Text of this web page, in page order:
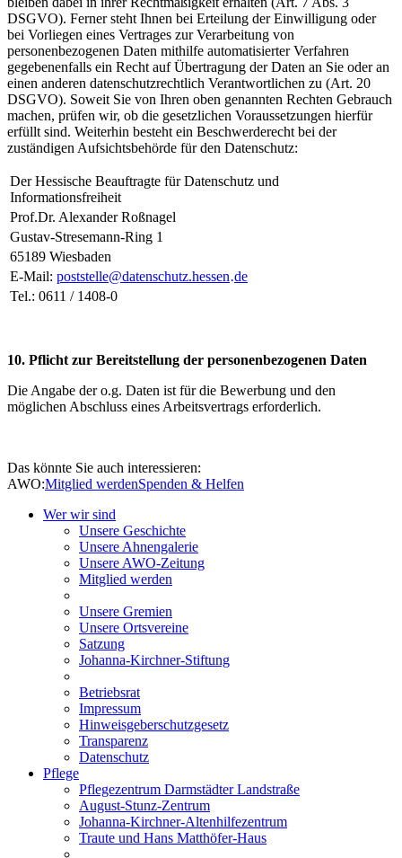
DSGVO). Ferner steht Ihnen bei Erteilung der Einwilligung oder
bei Vorliegen eines Vertrages zur Verarbeitung von
personenbezogenen Daten mithilfe automatisierter Verfahren
gegebenenfalls ein Recht auf Übertragung der Daten an Sie oder an
einen anderen datenschutzrechtlich Verantwortlichen zu (Art. 20
DSGVO). Soweit Sie von Ihren oben genannten Rechten Gebrauch
machen, prüfen wir, ob die gesetzlichen Voraussetzungen hierfür
erfüllt sind. Weiterhin besteht ein Beschwerderecht bei der
zuständigen Aufsichtsbehörde für den Datenschutz:
Der Hessische Beauftragte für Datenschutz und
Informationsfreiheit
Prof.Dr. Alexander Roßnagel
Gustav-Stresemann-Ring 1
65189 Wiesbaden
E-Mail: poststelle@datenschutz.hessen·de
Tel.: 0611 / 1408-0
10. Pflicht zur Bereitstellung der personenbezogenen Daten
Die Angabe der o.g. Daten ist für die Bewerbung und den
möglichen Abschluss eines Arbeitsvertrags erforderlich.
Das könnte Sie auch interessieren:
AWO:Mitglied werdenSpenden & Helfen
Wer wir sind
Unsere Geschichte
Unsere Ahnengalerie
Unsere AWO-Zeitung
Mitglied werden
Unsere Gremien
Unsere Ortsvereine
Satzung
Johanna-Kirchner-Stiftung
Betriebsrat
Impressum
Hinweisgeberschutzgesetz
Transparenz
Datenschutz
Pflege
Pflegezentrum Darmstädter Landstraße
August-Stunz-Zentrum
Johanna-Kirchner-Altenhilfezentrum
Traute und Hans Matthöfer-Haus